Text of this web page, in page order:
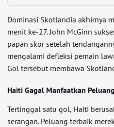
Dominasi Skotlandia akhirnya
menit ke-27. John McGinn
papan skor setelah
mengalami defleksi pemain
Gol tersebut membawa
Haiti Gagal Manfaatkan Peluang
Tertinggal satu gol, Haiti
serangan. Peluang terbaik